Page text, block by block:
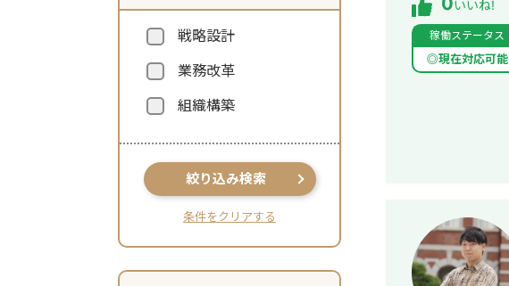
戦略設計
業務改革
組織構築
絞り込み検索
条件をクリアする
いいね!
稼働ステータス
◎現在対応可能